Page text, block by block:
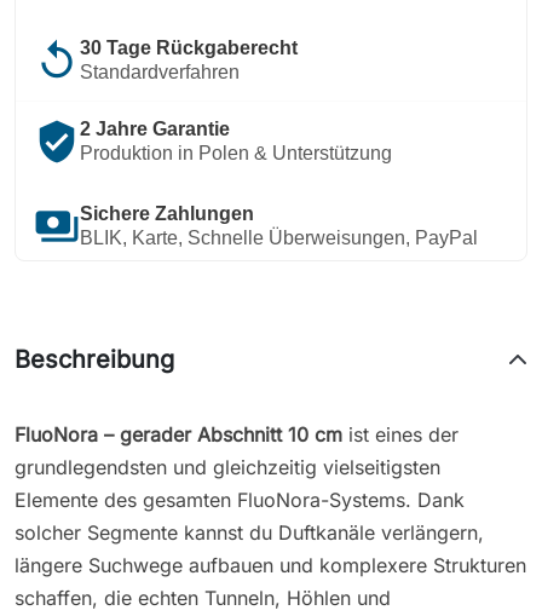
replay 30 Tage Rückgaberecht
Standardverfahren
verified_user 2 Jahre Garantie
Produktion in Polen & Unterstützung
paymentsSichere Zahlungen
BLIK, Karte, Schnelle Überweisungen, PayPal
Beschreibung
FluoNora – gerader Abschnitt 10 cm ist eines der
grundlegendsten und gleichzeitig vielseitigsten
Elemente des gesamten FluoNora-Systems. Dank
solcher Segmente kannst du Duftkanäle verlängern,
längere Suchwege aufbauen und komplexere Strukturen
schaffen, die echten Tunneln, Höhlen und